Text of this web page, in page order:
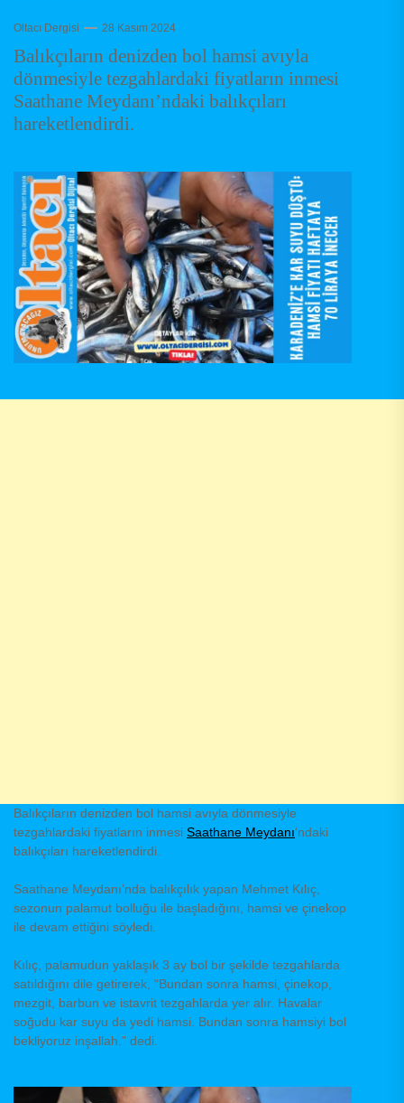
Oltacı Dergisi 28 Kasım 2024
Balıkçıların denizden bol hamsi avıyla
dönmesiyle tezgahlardaki fiyatların inmesi
Saathane Meydanı’ndaki balıkçıları
hareketlendirdi.
Balıkçıların denizden bol hamsi avıyla dönmesiyle
tezgahlardaki fiyatların inmesi Saathane Meydanı‘ndaki
balıkçıları hareketlendirdi.
Saathane Meydanı’nda balıkçılık yapan Mehmet Kılıç,
sezonun palamut bolluğu ile başladığını, hamsi ve çinekop
ile devam ettiğini söyledi.
Kılıç, palamudun yaklaşık 3 ay bol bir şekilde tezgahlarda
satıldığını dile getirerek, “Bundan sonra hamsi, çinekop,
mezgit, barbun ve istavrit tezgahlarda yer alır. Havalar
soğudu kar suyu da yedi hamsi. Bundan sonra hamsiyi bol
bekliyoruz inşallah.” dedi.